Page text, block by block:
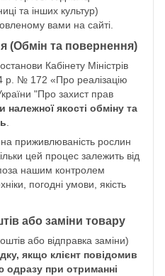
та інших культур)
вами на сайті.
(Обмін та повернення)
Кабінету Міністрів
р. № 172 «Про реалізацію
"Про захист прав
належної якості обміну та
приживлюваність рослин
цей процес залежить від
нашим контролем
погодні умови, якість
або заміни товару
або відправка заміни)
якщо клієнт повідомив
при отриманні